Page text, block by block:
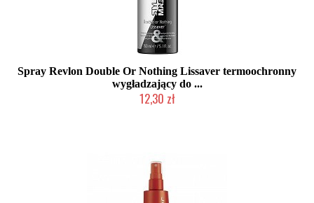
Spray Revlon Double Or Nothing Lissaver termoochronny
wygładzający do ...
12,30 zł